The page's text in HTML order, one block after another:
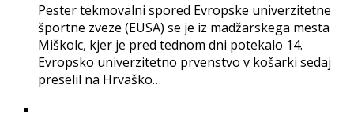
Pester tekmovalni spored Evropske univerzitetne
športne zveze (EUSA) se je iz madžarskega mesta
Miškolc, kjer je pred tednom dni potekalo 14.
Evropsko univerzitetno prvenstvo v košarki sedaj
preselil na Hrvaško…